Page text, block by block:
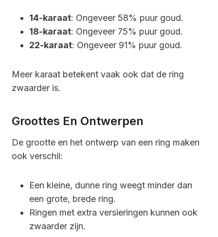
14-karaat: Ongeveer 58% puur goud.
18-karaat: Ongeveer 75% puur goud.
22-karaat: Ongeveer 91% puur goud.
Meer karaat betekent vaak ook dat de ring
zwaarder is.
Groottes En Ontwerpen
De grootte en het ontwerp van een ring maken
ook verschil:
Een kleine, dunne ring weegt minder dan
een grote, brede ring.
Ringen met extra versieringen kunnen ook
zwaarder zijn.